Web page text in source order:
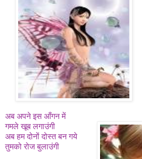
अब अपने इस आँगन में
गमले खूब लगाउंगी
अब हम दोनों दोस्त बन गये
तुमको रोज बुलाउंगी